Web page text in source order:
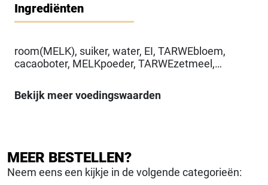
Ingrediënten
room(MELK), suiker, water, EI, TARWEbloem,
cacaoboter, MELKpoeder, TARWEzetmeel,
diglyceriden van vetzuren veresterd met
melkzuur), e322 (lecithine)(SOJA)),
vanille extract), Antiklontermiddel(E170
(calciumcarbonaten), E470a (natrium-, kalium-,
calciumzouten van vetzuren)),
Bekijk meer voedingswaarden
MEER BESTELLEN?
Neem eens een kijkje in de volgende categorieën: